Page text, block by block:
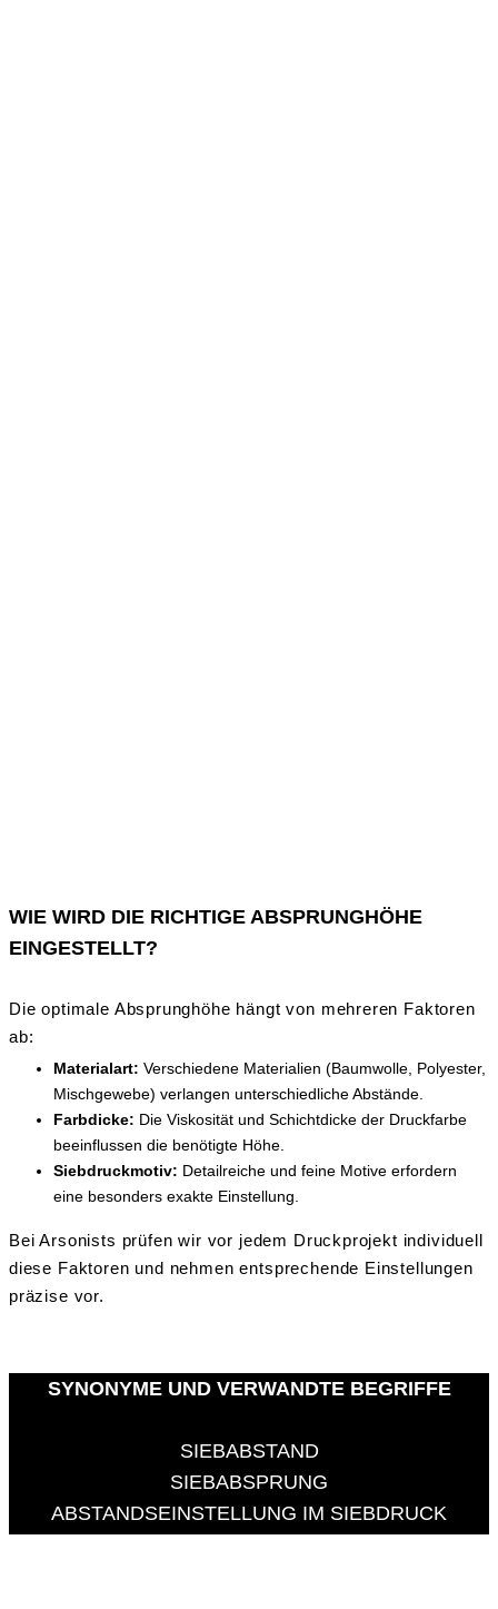
WIE WIRD DIE RICHTIGE ABSPRUNGHÖHE
EINGESTELLT?
Die optimale Absprunghöhe hängt von mehreren Faktoren
ab:
Materialart: Verschiedene Materialien (Baumwolle, Polyester,
Mischgewebe) verlangen unterschiedliche Abstände.
Farbdicke: Die Viskosität und Schichtdicke der Druckfarbe
beeinflussen die benötigte Höhe.
Siebdruckmotiv: Detailreiche und feine Motive erfordern
eine besonders exakte Einstellung.
Bei Arsonists prüfen wir vor jedem Druckprojekt individuell
diese Faktoren und nehmen entsprechende Einstellungen
präzise vor.
SYNONYME UND VERWANDTE BEGRIFFE
SIEBABSTAND
SIEBABSPRUNG
ABSTANDSEINSTELLUNG IM SIEBDRUCK